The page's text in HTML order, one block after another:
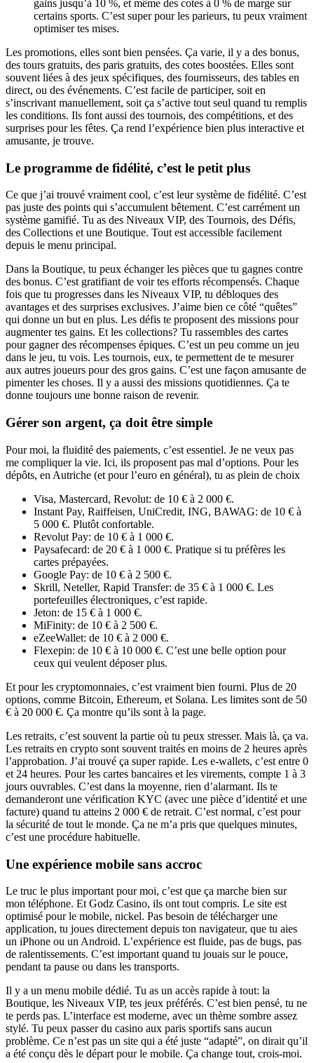
gains jusqu’à 10 %, et même des cotes à 0 % de marge sur
certains sports. C’est super pour les parieurs, tu peux vraiment
optimiser tes mises.
Les promotions, elles sont bien pensées. Ça varie, il y a des bonus,
des tours gratuits, des paris gratuits, des cotes boostées. Elles sont
souvent liées à des jeux spécifiques, des fournisseurs, des tables en
direct, ou des événements. C’est facile de participer, soit en
s’inscrivant manuellement, soit ça s’active tout seul quand tu remplis
les conditions. Ils font aussi des tournois, des compétitions, et des
surprises pour les fêtes. Ça rend l’expérience bien plus interactive et
amusante, je trouve.
Le programme de fidélité, c’est le petit plus
Ce que j’ai trouvé vraiment cool, c’est leur système de fidélité. C’est
pas juste des points qui s’accumulent bêtement. C’est carrément un
système gamifié. Tu as des Niveaux VIP, des Tournois, des Défis,
des Collections et une Boutique. Tout est accessible facilement
depuis le menu principal.
Dans la Boutique, tu peux échanger les pièces que tu gagnes contre
des bonus. C’est gratifiant de voir tes efforts récompensés. Chaque
fois que tu progresses dans les Niveaux VIP, tu débloques des
avantages et des surprises exclusives. J’aime bien ce côté “quêtes”
qui donne un but en plus. Les défis te proposent des missions pour
augmenter tes gains. Et les collections? Tu rassembles des cartes
pour gagner des récompenses épiques. C’est un peu comme un jeu
dans le jeu, tu vois. Les tournois, eux, te permettent de te mesurer
aux autres joueurs pour des gros gains. C’est une façon amusante de
pimenter les choses. Il y a aussi des missions quotidiennes. Ça te
donne toujours une bonne raison de revenir.
Gérer son argent, ça doit être simple
Pour moi, la fluidité des paiements, c’est essentiel. Je ne veux pas
me compliquer la vie. Ici, ils proposent pas mal d’options. Pour les
dépôts, en Autriche (et pour l’euro en général), tu as plein de choix
Visa, Mastercard, Revolut: de 10 € à 2 000 €.
Instant Pay, Raiffeisen, UniCredit, ING, BAWAG: de 10 € à
5 000 €. Plutôt confortable.
Revolut Pay: de 10 € à 1 000 €.
Paysafecard: de 20 € à 1 000 €. Pratique si tu préfères les
cartes prépayées.
Google Pay: de 10 € à 2 500 €.
Skrill, Neteller, Rapid Transfer: de 35 € à 1 000 €. Les
portefeuilles électroniques, c’est rapide.
Jeton: de 15 € à 1 000 €.
MiFinity: de 10 € à 2 500 €.
eZeeWallet: de 10 € à 2 000 €.
Flexepin: de 10 € à 10 000 €. C’est une belle option pour
ceux qui veulent déposer plus.
Et pour les cryptomonnaies, c’est vraiment bien fourni. Plus de 20
options, comme Bitcoin, Ethereum, et Solana. Les limites sont de 50
€ à 20 000 €. Ça montre qu’ils sont à la page.
Les retraits, c’est souvent la partie où tu peux stresser. Mais là, ça va.
Les retraits en crypto sont souvent traités en moins de 2 heures après
l’approbation. J’ai trouvé ça super rapide. Les e-wallets, c’est entre 0
et 24 heures. Pour les cartes bancaires et les virements, compte 1 à 3
jours ouvrables. C’est dans la moyenne, rien d’alarmant. Ils te
demanderont une vérification KYC (avec une pièce d’identité et une
facture) quand tu atteins 2 000 € de retrait. C’est normal, c’est pour
la sécurité de tout le monde. Ça ne m’a pris que quelques minutes,
c’est une procédure habituelle.
Une expérience mobile sans accroc
Le truc le plus important pour moi, c’est que ça marche bien sur
mon téléphone. Et Godz Casino, ils ont tout compris. Le site est
optimisé pour le mobile, nickel. Pas besoin de télécharger une
application, tu joues directement depuis ton navigateur, que tu aies
un iPhone ou un Android. L’expérience est fluide, pas de bugs, pas
de ralentissements. C’est important quand tu jouais sur le pouce,
pendant ta pause ou dans les transports.
Il y a un menu mobile dédié. Tu as un accès rapide à tout: la
Boutique, les Niveaux VIP, tes jeux préférés. C’est bien pensé, tu ne
te perds pas. L’interface est moderne, avec un thème sombre assez
stylé. Tu peux passer du casino aux paris sportifs sans aucun
problème. Ce n’est pas un site qui a été juste “adapté”, on dirait qu’il
a été conçu dès le départ pour le mobile. Ça change tout, crois-moi.